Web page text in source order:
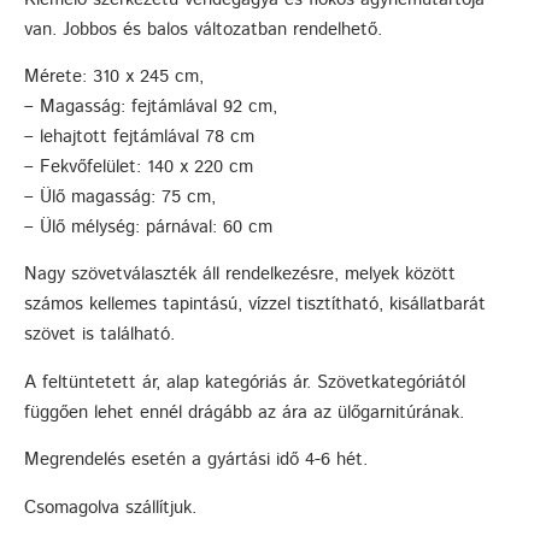
van. Jobbos és balos változatban rendelhető.
Mérete: 310 x 245 cm,
– Magasság: fejtámlával 92 cm,
– lehajtott fejtámlával 78 cm
– Fekvőfelület: 140 x 220 cm
– Ülő magasság: 75 cm,
– Ülő mélység: párnával: 60 cm
Nagy szövetválaszték áll rendelkezésre, melyek között
számos kellemes tapintású, vízzel tisztítható, kisállatbarát
szövet is található.
A feltüntetett ár, alap kategóriás ár. Szövetkategóriától
függően lehet ennél drágább az ára az ülőgarnitúrának.
Megrendelés esetén a gyártási idő 4-6 hét.
Csomagolva szállítjuk.